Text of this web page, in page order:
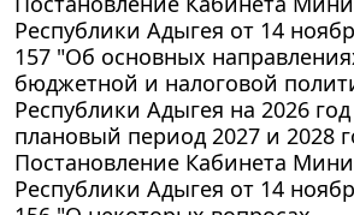
Республики Адыгея от 14
157 "Об основных
бюджетной и налоговой
Республики Адыгея на 2026
плановый период 2027 и 2028
Постановление Кабинета
Республики Адыгея от 14